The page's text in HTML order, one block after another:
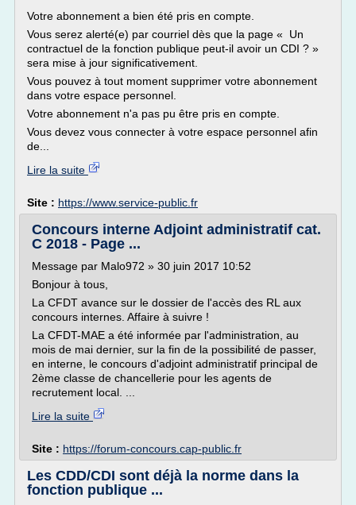
Votre abonnement a bien été pris en compte.
Vous serez alerté(e) par courriel dès que la page « Un
contractuel de la fonction publique peut-il avoir un CDI ? »
sera mise à jour significativement.
Vous pouvez à tout moment supprimer votre abonnement
dans votre espace personnel.
Votre abonnement n'a pas pu être pris en compte.
Vous devez vous connecter à votre espace personnel afin
de...
Lire la suite
Site : https://www.service-public.fr
Concours interne Adjoint administratif cat.
C 2018 - Page ...
Message par Malo972 » 30 juin 2017 10:52
Bonjour à tous,
La CFDT avance sur le dossier de l'accès des RL aux
concours internes. Affaire à suivre !
La CFDT-MAE a été informée par l'administration, au
mois de mai dernier, sur la fin de la possibilité de passer,
en interne, le concours d'adjoint administratif principal de
2ème classe de chancellerie pour les agents de
recrutement local. ...
Lire la suite
Site : https://forum-concours.cap-public.fr
Les CDD/CDI sont déjà la norme dans la
fonction publique ...